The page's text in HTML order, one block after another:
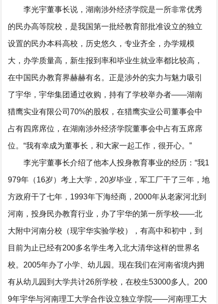
李光宇董事长说，湖南涉外经济学院是一所非常优秀
的民办高等院校，是我国第一批经教育部批准设立的独立
设置的民办本科高校，历史悠久，专业齐全，办学规模
大，办学质量高，新生报到率和毕业生就业率都比较高，
在中国民办教育界赫赫有名。正是涉外的实力与魅力吸引
了宇华，宇华集团通过收购，持有了学校举办者——湖南
猎鹰实业有限公司70%的股权，在猎鹰实业公司董事会中
占有四席席位，在湖南涉外经济学院董事会中占有五席席
位。“我有幸成为董事长，和大家一起工作，很开心。”
李光宇董事长介绍了他本人投身教育事业的经历：“我1
979年（16岁）考上大学，20岁毕业，军工厂干了三年，地
方政府干了七年，1993年下海经商，2000年从老家河北到
河南，投身民办教育行业，办了宇华的第一所学校——北
大附中河南分校（现宇华实验学校），有高中和初中，到
目前为止已经有200多名学生考入北大清华这样的世界名
校。2005年办了小学、幼儿园。现在我们在河南省境内拥
有从幼儿园到大学共计26所学校，在校生53000多人。200
9年宇华与河南理工大学合作设立独立学院——河南理工大